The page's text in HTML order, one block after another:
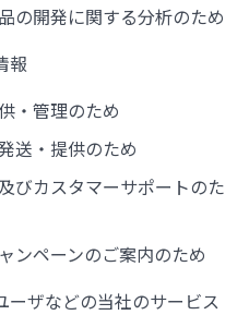
の開発に関する分析のため
報
・管理のため
送・提供のため
びカスタマーサポートのた
ンペーンのご案内のため
ーザなどの当社のサービス